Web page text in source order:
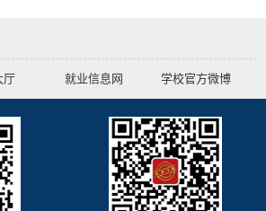
厅 就业信息网 学校官方微博